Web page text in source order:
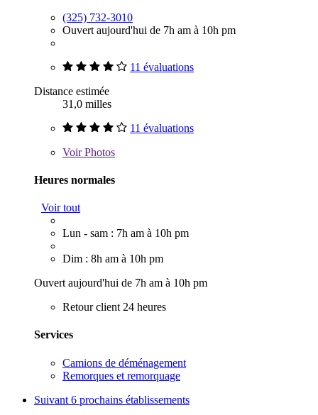
(325) 732-3010
Ouvert aujourd'hui de 7h am à 10h pm
11 évaluations
Distance estimée
31,0 milles
11 évaluations
VoirPhotos
Heures normales
Voir tout
Lun - sam : 7h am à 10h pm
Dim : 8h am à 10h pm
Ouvert aujourd'hui de 7h am à 10h pm
Retour client 24 heures
Services
Camions de déménagement
Remorques et remorquage
Suivant 6 prochains établissements